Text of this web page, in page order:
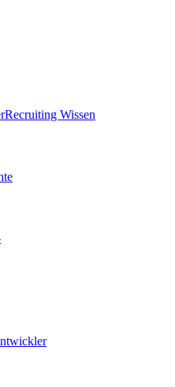
Recruiting Wissen